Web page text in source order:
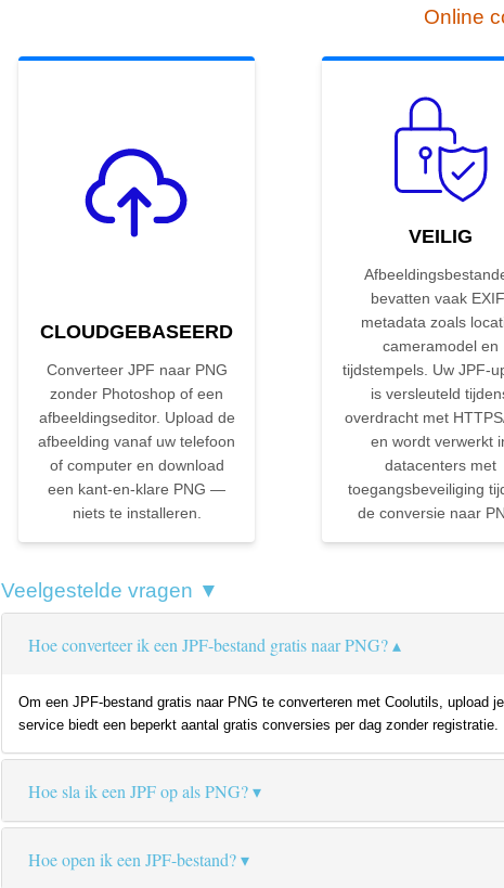
Online
CLOUDGEBASEERD
Converteer JPF naar PNG
zonder Photoshop of een
afbeeldingseditor. Upload de
afbeelding vanaf uw telefoon
of computer en download
een kant-en-klare PNG —
niets te installeren.
VEILIG
bevatten vaak
metadata zoals
cameramodel en
tijdstempels. Uw JPF-
is versleuteld
overdracht met
en wordt verwerkt
datacenters met
toegangsbeveiliging
de conversie naar
Veelgestelde vragen ▼
Hoe converteer ik een JPF-bestand gratis naar PNG?
Om een JPF-bestand gratis naar PNG te converteren met Coolutils, upload
service biedt een beperkt aantal gratis conversies per dag zonder registratie.
Hoe sla ik een JPF op als PNG?
Hoe open ik een JPF-bestand?